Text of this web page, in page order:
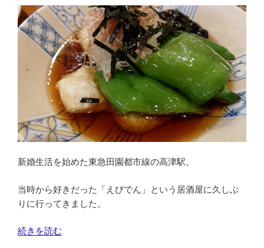
ょ
に
リ
ヶ
岳
こ
も
を
れ
新婚生活を始めた東急田園都市線の高津駅。
当時から好きだった「えびでん」という居酒屋に久しぶ
りに行ってきました。
“「え
続きを読む